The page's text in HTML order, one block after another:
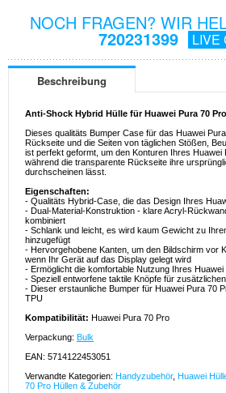
NOCH FRAGEN? WIR
720231399 LIVE
Beschreibung
Anti-Shock Hybrid Hülle für Huawei Pura 70 Pro
Dieses qualitäts Bumper Case für das Huawei
Rückseite und die Seiten von täglichen Stößen,
ist perfekt geformt, um den Konturen Ihres Huawei
während die transparente Rückseite ihre
durchscheinen lässt.
Eigenschaften:
- Qualitäts Hybrid-Case, die das Design Ihres
- Dual-Material-Konstruktion - klare Acryl-
kombiniert
- Schlank und leicht, es wird kaum Gewicht zu
hinzugefügt
- Hervorgehobene Kanten, um den Bildschirm vor
wenn Ihr Gerät auf das Display gelegt wird
- Ermöglicht die komfortable Nutzung Ihres Huawei
- Speziell entworfene taktile Knöpfe für
- Dieser erstaunliche Bumper für Huawei Pura 70
TPU
Kompatibilität: Huawei Pura 70 Pro
Verpackung: Bulk
EAN: 5714122453051
Verwandte Kategorien: Handyzubehör, Huawei
70 Pro Hüllen & Zubehör